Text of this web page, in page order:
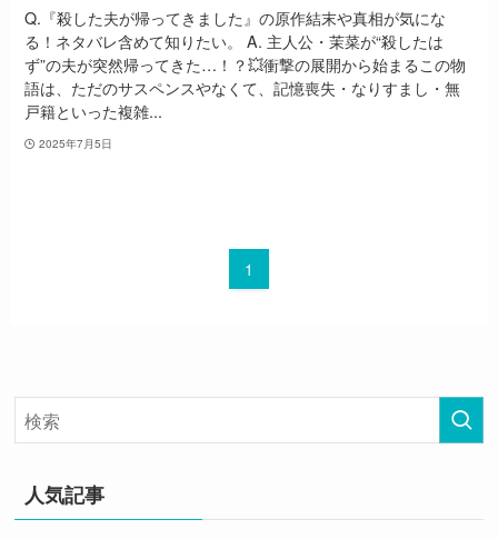
Q.『殺した夫が帰ってきました』の原作結末や真相が気にな
る！ネタバレ含めて知りたい。 A. 主人公・茉菜が“殺したは
ず”の夫が突然帰ってきた…！？💥衝撃の展開から始まるこの物
語は、ただのサスペンスやなくて、記憶喪失・なりすまし・無
戸籍といった複雑...
2025年7月5日
1
人気記事